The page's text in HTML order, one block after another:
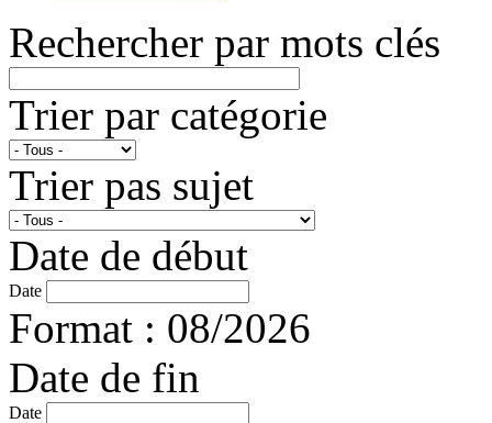
Rechercher par mots clés
Trier par catégorie
Trier pas sujet
Date de début
Date
Format : 08/2026
Date de fin
Date